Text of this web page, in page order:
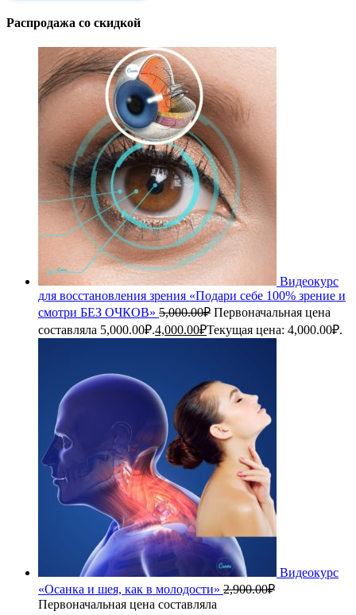
Распродажа со скидкой
Видеокурс
для восстановления зрения «Подари себе 100% зрение и
смотри БЕЗ ОЧКОВ» 5,000.00₽ Первоначальная цена
составляла 5,000.00₽.4,000.00₽Текущая цена: 4,000.00₽.
Видеокурс
«Осанка и шея, как в молодости» 2,900.00₽
Первоначальная цена составляла